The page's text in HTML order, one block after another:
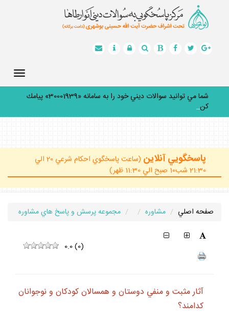
شما مي توانيد سوالات ديني خود را به سامانه «30001939» پيامك
كنيد.
پاسخگويي آنلاين
(ساعت پاسخگوي احكام شرعي 20 الي
21:30 شب10 صبح الي 11:30 ظهر)
صفحه اصلي مشاوره مجموعه پرسش و پاسخ هاي مشاوره
0.0(0)
آثار مثبت و منفي دوستان و همسالان كودكان و نوجوانان
كدامند؟